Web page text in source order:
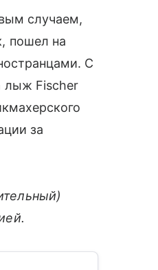
случаем,
пошел на
С
лыж Fischer
за